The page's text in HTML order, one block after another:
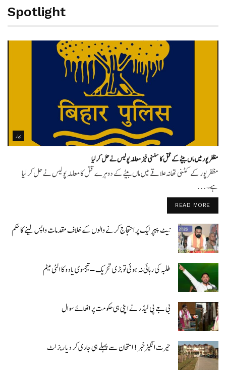
Spotlight
بہار
مظفر پور میں ماں بیٹے کے قتل کا سنسنی خیز معاملہ پولیس نے حل کر لیا
مظفر پور کے کٹنی تھانہ علاقے میں ماں بیٹے کے دوہرے قتل کا معاملہ پولیس نے حل کر لیا
ہے۔...
READ MORE
نیٹ پیپر لیک پر احتجاج کرنے والوں کے خلاف مقدمات واپس لینے کا حکم
طلبہ کی رہائی نہ ہوئی تو بڑی تحریک – تیجسوی یادو کا الٹی میٹم
بی جے پی لیڈر نے اپنی ہی حکومت پر اٹھائے سوال
حیرت انگیزخبر ! امتحان سے پہلے ہی جاری کر دیا ریزلٹ